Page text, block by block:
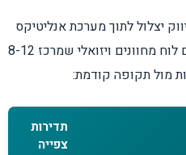
יצלול לתוך מערכת אנליטיקס
גולמית כל בוקר. במקום זה, בונים לוח מחוונים ויזואלי שמרכז 8-12
מול תקופה קודמת:
תדירות
צפייה